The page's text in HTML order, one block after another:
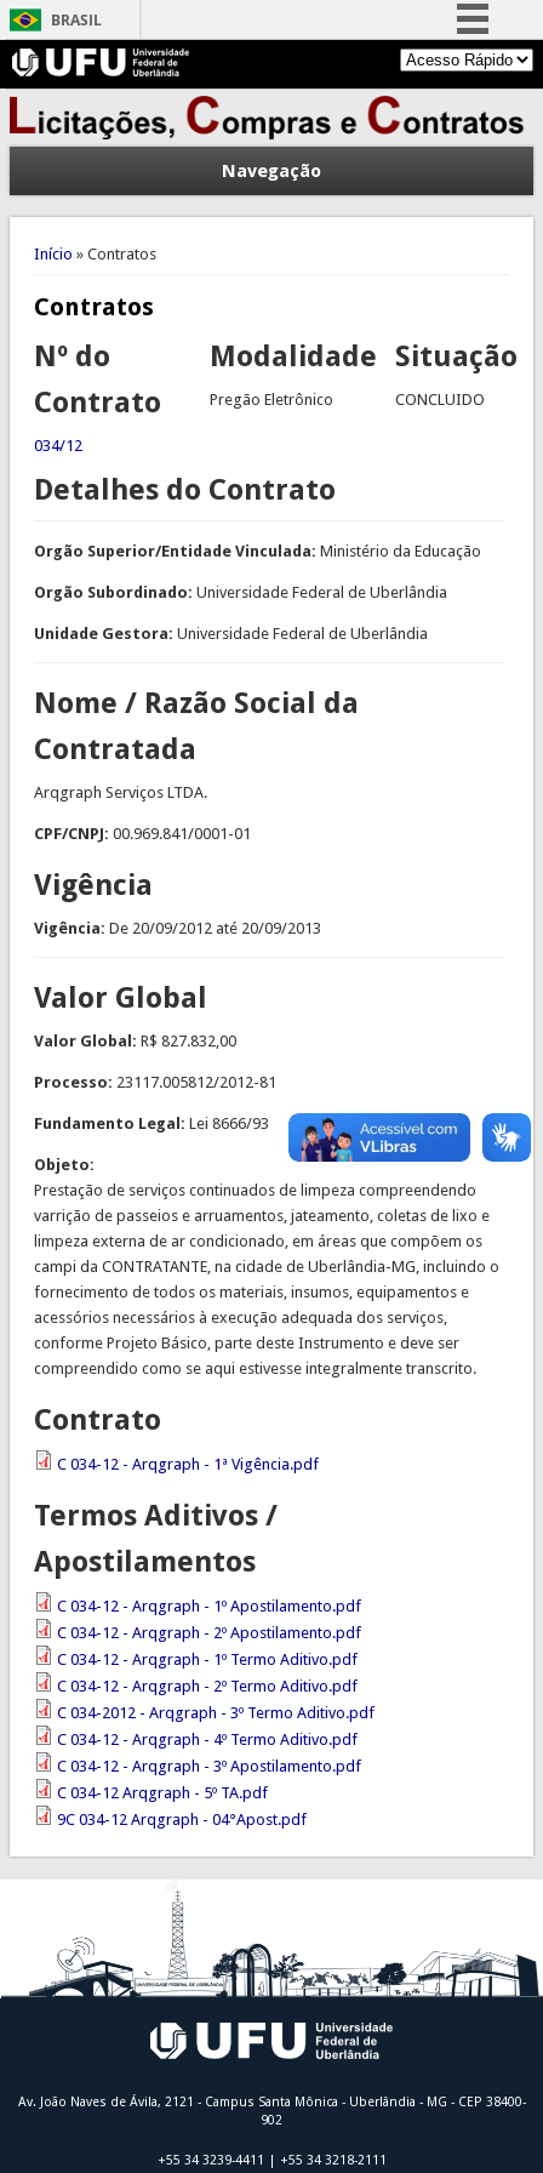
BRASIL
Simplifique!
Comunica BR
Participe
Acesso à informação
Legislação
Navegação
Você está aqui
Início » Contratos
Contratos
Nº do
Contrato
034/12
Modalidade
Pregão Eletrônico
Situação
CONCLUIDO
Detalhes do Contrato
Orgão Superior/Entidade Vinculada: Ministério da Educação
Orgão Subordinado: Universidade Federal de Uberlândia
Unidade Gestora: Universidade Federal de Uberlândia
Nome / Razão Social da
Contratada
Arqgraph Serviços LTDA.
CPF/CNPJ: 00.969.841/0001-01
Vigência
Vigência: De 20/09/2012até 20/09/2013
Valor Global
Valor Global: R$ 827.832,00
Processo: 23117.005812/2012-81
Fundamento Legal: Lei 8666/93
Objeto:
Prestação de serviços continuados de limpeza compreendendo
varrição de passeios e arruamentos, jateamento, coletas de lixo e
limpeza externa de ar condicionado, em áreas que compõem os
campi da CONTRATANTE, na cidade de Uberlândia-MG, incluindo o
fornecimento de todos os materiais, insumos, equipamentos e
acessórios necessários à execução adequada dos serviços,
conforme Projeto Básico, parte deste Instrumento e deve ser
compreendido como se aqui estivesse integralmente transcrito.
Contrato
C 034-12 - Arqgraph - 1ª Vigência.pdf
Termos Aditivos /
Apostilamentos
C 034-12 - Arqgraph - 1º Apostilamento.pdf
C 034-12 - Arqgraph - 2º Apostilamento.pdf
C 034-12 - Arqgraph - 1º Termo Aditivo.pdf
C 034-12 - Arqgraph - 2º Termo Aditivo.pdf
C 034-2012 - Arqgraph - 3º Termo Aditivo.pdf
C 034-12 - Arqgraph - 4º Termo Aditivo.pdf
C 034-12 - Arqgraph - 3º Apostilamento.pdf
C 034-12 Arqgraph - 5º TA.pdf
9C 034-12 Arqgraph - 04°Apost.pdf
Av. João Naves de Ávila, 2121 - Campus Santa Mônica - Uberlândia - MG - CEP 38400-
902
+55 34 3239-4411 | +55 34 3218-2111